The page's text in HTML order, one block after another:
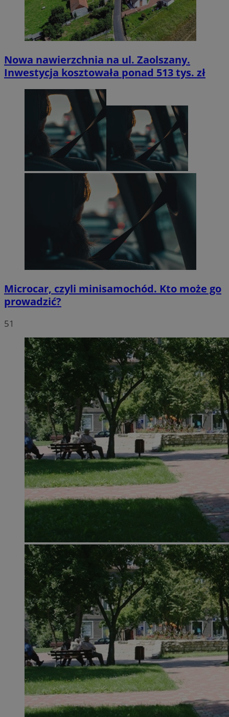
Nowa nawierzchnia na ul. Zaolszany.
Inwestycja kosztowała ponad 513 tys. zł
Microcar, czyli minisamochód. Kto może go
prowadzić?
51